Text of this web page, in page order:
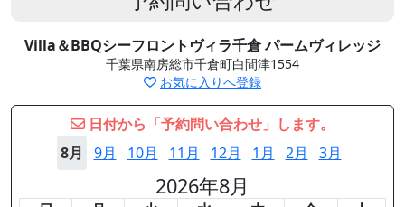
Villa＆BBQシーフロントヴィラ千倉 パームヴィレッジ
千葉県南房総市千倉町白間津1554
お気に入りへ登録
日付から「予約問い合わせ」します。
8月
9月 10月 11月 12月 1月 2月 3月
2026年8月